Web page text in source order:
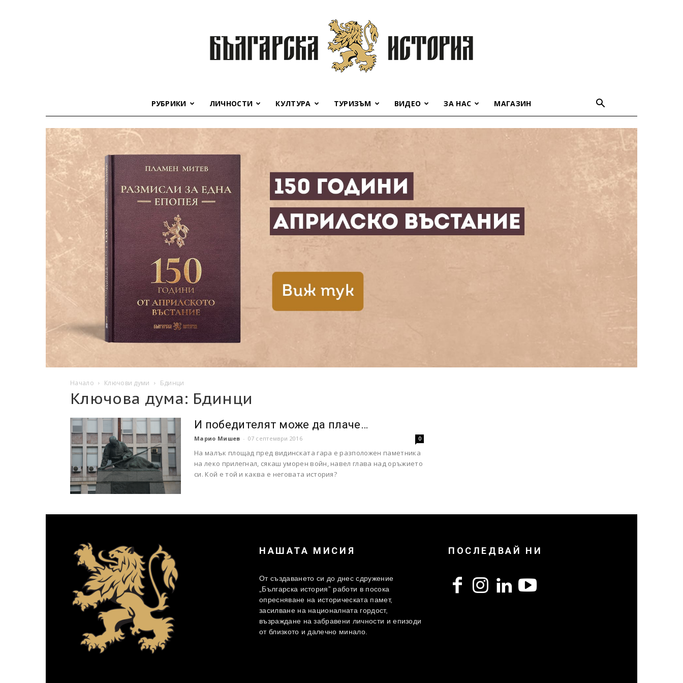
история
РУБРИКИ ЛИЧНОСТИ КУЛТУРА ТУРИЗЪМ ВИДЕО ЗА НАС МАГАЗИН
Начало Ключови думи Бдинци
Ключова дума: Бдинци
И победителят може да плаче…
Марио Мишев - 07 септември 2016 0
На малък площад пред видинската гара е разположен паметника
на леко прилегнал, сякаш уморен войн, навел глава над оръжието
си. Кой е той и каква е неговата история?
НАШАТА МИСИЯ
От създаването си до днес сдружение
„Българска история” работи в посока
опресняване на историческата памет,
засилване на националната гордост,
възраждане на забравени личности и епизоди
от близкото и далечно минало.
ПОСЛЕДВАЙ НИ